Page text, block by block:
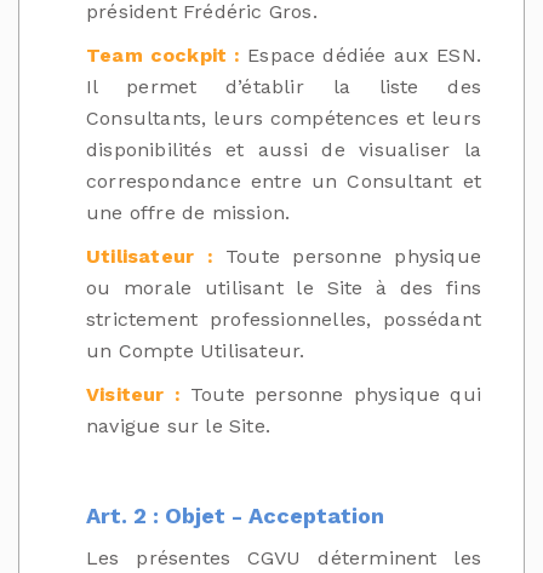
président Frédéric Gros.
Team cockpit : Espace dédiée aux ESN.
Il permet d’établir la liste des
Consultants, leurs compétences et leurs
disponibilités et aussi de visualiser la
correspondance entre un Consultant et
une offre de mission.
Utilisateur : Toute personne physique
ou morale utilisant le Site à des fins
strictement professionnelles, possédant
un Compte Utilisateur.
Visiteur : Toute personne physique qui
navigue sur le Site.
Art. 2 : Objet - Acceptation
Les présentes CGVU déterminent les